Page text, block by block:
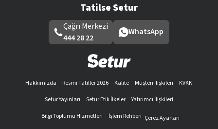
Tatilse Setur
Çağrı Merkezi
444 28 22
WhatsApp
Hakkımızda Resmi Tatiller 2026 Kalite Müşteri İlişkileri
KVKK
Setur Yayınları
Setur Etik İlkeler
Yatırımcı İlişkileri
Bilgi Toplumu Hizmetleri
İşlem Rehberi Çerez Ayarları